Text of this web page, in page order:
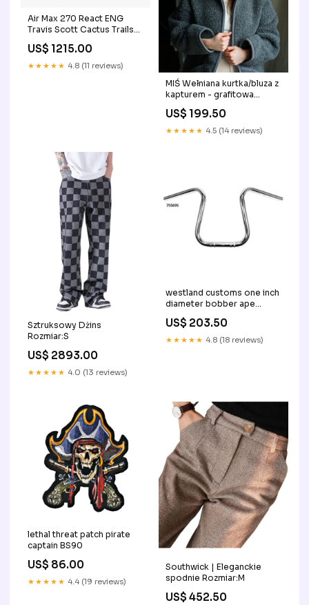
Air Max 270 React ENG
Travis Scott Cactus Trails
blue-white
US$ 1215.00
★★★★★ 4.8 (11 reviews)
MIŚ Wełniana kurtka/bluza z
kapturem - grafitowa
Rozmiar:S/M
US$ 199.50
★★★★★ 4.5 (14 reviews)
Sztruksowy Dżins
Rozmiar:S
US$ 2893.00
★★★★★ 4.0 (13 reviews)
westland customs one inch
diameter bobber ape
hangers BS90
US$ 203.50
★★★★★ 4.8 (18 reviews)
lethal threat patch pirate
captain BS90
US$ 86.00
★★★★★ 4.4 (19 reviews)
Southwick | Eleganckie
spodnie Rozmiar:M
US$ 452.50